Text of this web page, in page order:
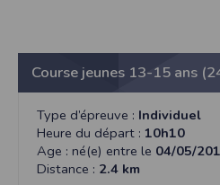
Course jeunes 13-15 ans
Type d’épreuve : Individuel
Heure du départ : 10h10
Age : né(e) entre le 04/05/
Distance : 2.4 km